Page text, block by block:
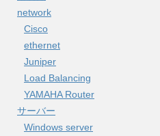
network
Cisco
ethernet
Juniper
Load Balancing
YAMAHA Router
サーバー
Windows server